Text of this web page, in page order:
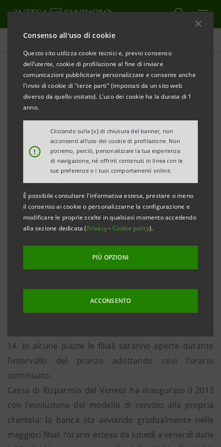
Consenso all'uso di cookie
Questo sito utilizza cookie tecnici e, previo consenso
dell’utente, cookie di profilazione al fine di inviare
comunicazioni pubblicitarie personalizzate e consente anche
l'invio di cookie di "terze parti" (impostati da un sito web
diverso da quello visitato). L'uso dei cookie ha la durata di 1
anno.
!
Cliccando sulla [x] di chiusura del banner, non
acconsenti all’uso dei cookie di profilazione. Non
potremo, perciò, personalizzare la tua esperienza
di navigazione, né offrirti contenuti in linea con le
tue preferenze o i tuoi comportamenti online.
È possibile consultare l'informativa estesa, prestare o meno
il consenso ai cookie o personalizzarne la configurazione e
modificare le proprie scelte in qualsiasi momento accedendo
alla sezione dedicata (Privacy- Cookie policy).
PIÙ OPZIONI
ACCONSENTO
Comunicati stampa
STAMPA AGGIORNA
CASSA DI RISPARMIO DEL VENETO: ENTRO MARZO
SARANNO OLTRE 20 LE FILIALI APERTE FINO ALLE 20
In alcune piazze le filiali osserveranno l’orario
continuato 8-20
Massimo Tussardi, direttore generale: “L’orario
esteso adottato da alcune filiali nel corso del mese
di gennaio ha riscosso grande entusiasmo e
curiosità da parte della clientela. I numero delle
Padova, 25 febbraio 2013. Da oggi fino alla fine di
marzo saranno circa una ventina le filiali della Cassa
di Risparmio del Veneto che adotteranno l’orario
14. In alcune piazze le filiali saranno aperte durante
l’intervallo del pranzo adottando così l’orario
continuato.
Cassa di Risparmio del Veneto ha inaugurato il 2013
con l’evoluzione del modello di servizio alla propria
clientela: la banca sta avviando gradualmente nelle
maggiori filiali l’orario esteso da lunedì a venerdì dalle